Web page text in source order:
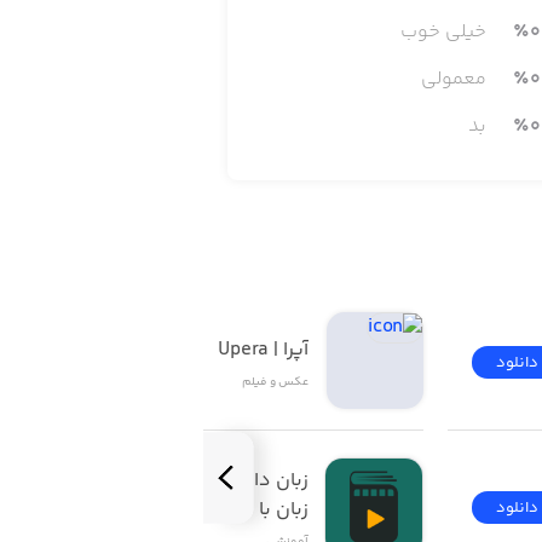
٪0
خیلی خوب
٪0
معمولی
٪0 بد
دانلود
دانلود
آپرا | Upera
عکس و فیلم
زبان با فیلم